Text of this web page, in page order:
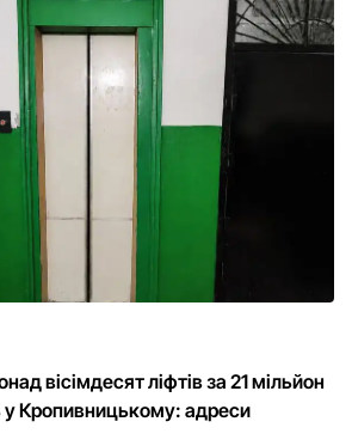
вісімдесят ліфтів за 21 мільйон
у Кропивницькому: адреси